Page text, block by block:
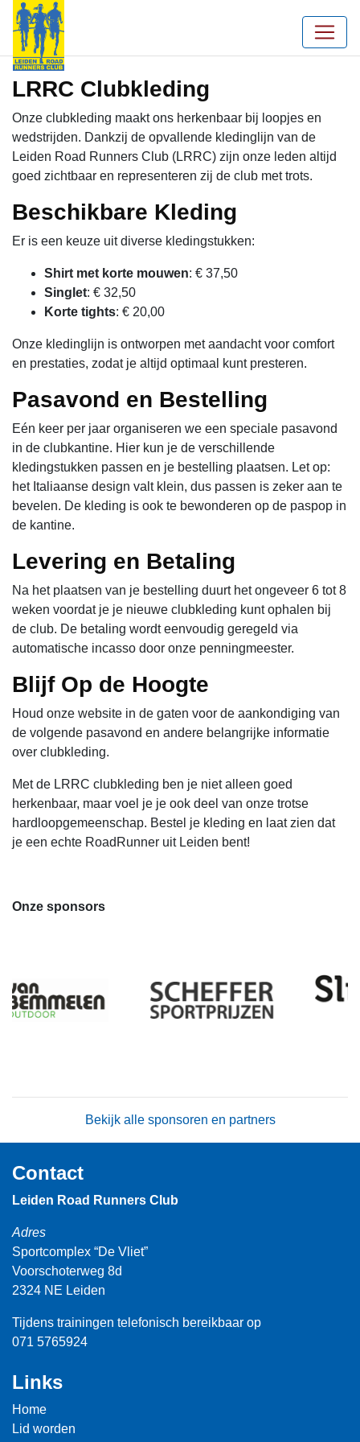
LRRC Clubkleding
Onze clubkleding maakt ons herkenbaar bij loopjes en
wedstrijden. Dankzij de opvallende kledinglijn van de
Leiden Road Runners Club (LRRC) zijn onze leden altijd
goed zichtbaar en representeren zij de club met trots.
Beschikbare Kleding
Er is een keuze uit diverse kledingstukken:
Shirt met korte mouwen: € 37,50
Singlet: € 32,50
Korte tights: € 20,00
Onze kledinglijn is ontworpen met aandacht voor comfort
en prestaties, zodat je altijd optimaal kunt presteren.
Pasavond en Bestelling
Eén keer per jaar organiseren we een speciale pasavond
in de clubkantine. Hier kun je de verschillende
kledingstukken passen en je bestelling plaatsen. Let op:
het Italiaanse design valt klein, dus passen is zeker aan te
bevelen. De kleding is ook te bewonderen op de paspop in
de kantine.
Levering en Betaling
Na het plaatsen van je bestelling duurt het ongeveer 6 tot 8
weken voordat je je nieuwe clubkleding kunt ophalen bij
de club. De betaling wordt eenvoudig geregeld via
automatische incasso door onze penningmeester.
Blijf Op de Hoogte
Houd onze website in de gaten voor de aankondiging van
de volgende pasavond en andere belangrijke informatie
over clubkleding.
Met de LRRC clubkleding ben je niet alleen goed
herkenbaar, maar voel je je ook deel van onze trotse
hardloopgemeenschap. Bestel je kleding en laat zien dat
je een echte RoadRunner uit Leiden bent!
Onze sponsors
Bekijk alle sponsoren en partners
Contact
Leiden Road Runners Club
Adres
Sportcomplex “De Vliet”
Voorschoterweg 8d
2324 NE Leiden
Tijdens trainingen telefonisch bereikbaar op
071 5765924
Links
Home
Lid worden